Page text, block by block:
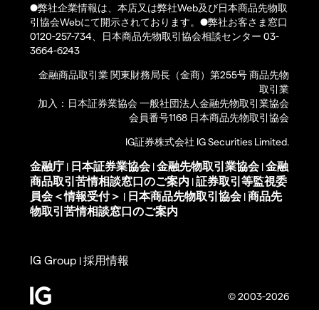
●弊社企業情報は、本店又は弊社Web及び日本商品先物取
引協会Webにて開示されております。●弊社お客さま窓口
0120-257-734、日本商品先物取引協会相談センター 03-
3664-6243
金融商品取引業 関東財務局長（金商）第255号 商品先物
取引業
加入：日本証券業協会 一般社団法人金融先物取引業協会
会員番号1168 日本商品先物取引協会
IG証券株式会社 IG Securities Limited.
金融庁 | 日本証券業協会|金融先物取引業協会|金融
商品取引苦情相談窓口のご案内 |証券取引等監視委
員会＜情報受付＞ | 日本商品先物取引協会|商品先
物取引苦情相談窓口のご案内
© 2003-2026
IG Group |採用情報